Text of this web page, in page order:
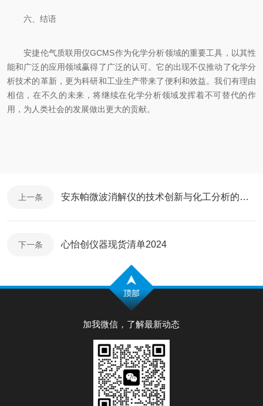
六、结语
安捷伦气质联用仪GCMS作为化学分析领域的重要工具，以其性
能和广泛的应用领域赢得了广泛的认可。它的出现不仅推动了化学分
析技术的革新，更为科研和工业生产带来了便利和效益。我们有理由
相信，在不久的未来，将继续在化学分析领域发挥着不可替代的作
用，为人类社会的发展做出更大的贡献。
上一条 安东帕微波消解仪的技术创新与化工分析的未来
下一条 心怡创仪器现货清单2024
加我微信，了解最新动态